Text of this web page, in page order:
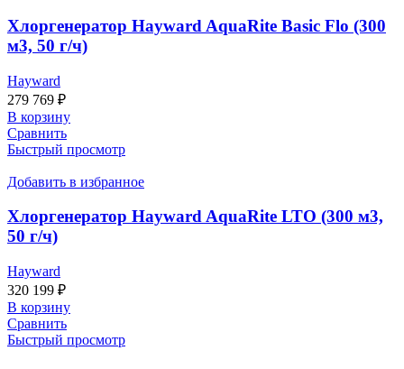
Хлоргенератор Hayward AquaRite Basic Flo (300
м3, 50 г/ч)
Hayward
279 769 ₽
В корзину
Сравнить
Быстрый просмотр
Добавить в избранное
Хлоргенератор Hayward AquaRite LTO (300 м3,
50 г/ч)
Hayward
320 199 ₽
В корзину
Сравнить
Быстрый просмотр